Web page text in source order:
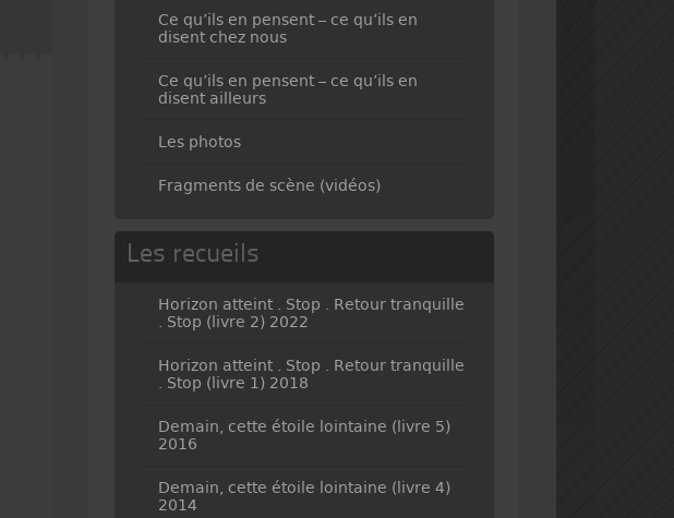
Ce qu’ils en pensent – ce qu’ils en
disent chez nous
Ce qu’ils en pensent – ce qu’ils en
disent ailleurs
Les photos
Fragments de scène (vidéos)
Les recueils
Horizon atteint . Stop . Retour tranquille
. Stop (livre 2) 2022
Horizon atteint . Stop . Retour tranquille
. Stop (livre 1) 2018
Demain, cette étoile lointaine (livre 5)
2016
Demain, cette étoile lointaine (livre 4)
2014